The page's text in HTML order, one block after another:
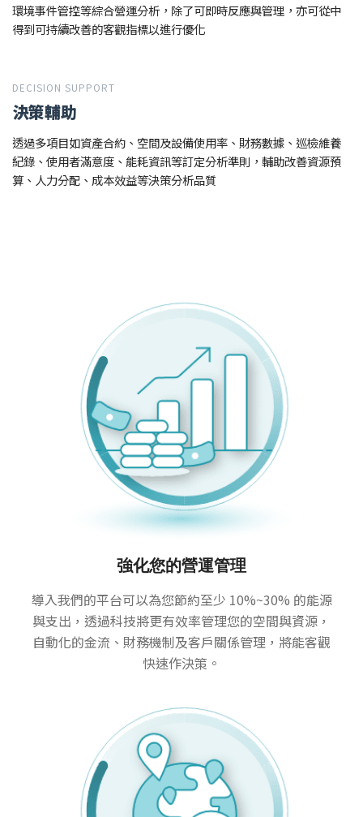
環境事件管控等綜合營運分析，除了可即時反應與管理，亦可從中
得到可持續改善的客觀指標以進行優化
DECISION SUPPORT
決策輔助
透過多項目如資產合約、空間及設備使用率、財務數據、巡檢維養
紀錄、使用者滿意度、能耗資訊等訂定分析準則，輔助改善資源預
算、人力分配、成本效益等決策分析品質
強化您的營運管理
導入我們的平台可以為您節約至少 10%~30% 的能源
與支出，透過科技將更有效率管理您的空間與資源，
自動化的金流、財務機制及客戶關係管理，將能客觀
快速作決策。